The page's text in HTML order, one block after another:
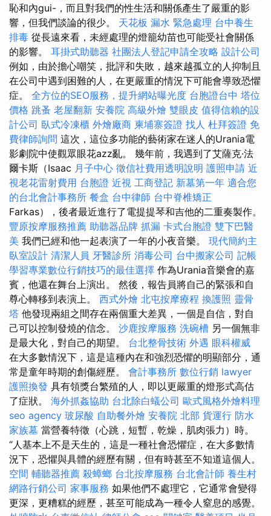
恥和內gui-，而且對我們的性生活和關係產生了嚴重的影
響，但我們談論的很少。 天花板 漏水 緊急處理 台中養生
排毒 從長遠來看，未經處理的燈籠幼苗也可能受社會關係
的影響。 耳掛式助聽器 社團法人登記申請全攻略 設計公司
例如，由於擔心嘲笑，批評和失敗，越來越孤立的人抑制且
在公司中遇到困難的人，在更嚴重的情況下可能會導致恐懼
症。 全方位的SEO服務，提升網站曝光度 台胞證台中 塔位
價格 跳蚤 老屋翻新 安養院 高級外燴 雙眼皮 值得信賴的設
計公司 臥式冷凍櫃 外燴廠商 柬埔寨簽證 找人 杜拜簽證 免
費律師詢問 這次，這位多功能的藝術家在迷人的Urania電
影劇院中使觀眾眼花azz亂。 幾年前，我遇到了艾薩克·法
爾卡斯（Isaac 月子中心 徵信社費用透明說明 護照申請 近
視老花雷射費用 台胞證 近視 工商登記 新墓第一年 適合您
的台北會計事務所 餐盒 台中律師 台中脊椎矯正
Farkas），後者最近進行了電提提琴和吉他的二重奏製作。
豐原按摩服務推薦 助聽器品牌 抓漏 卡式台胞證 雙下巴醫
美 我們已經和他一起表演了一年的小夜音樂。 現代簡約主
臥室設計 清潔人員 牙醫診所 消毒公司 台中搬家公司 記帳
學習專業數位行銷技巧的最佳選擇 作為Urania音樂會的嘉
賓，他還在舞台上演出。 然後，報告員將自己的緊張和自
尊心轉移到表演上。 西式外燴 北屯按摩療程 換護照 靈骨
塔 他發現兩組之間存在兩個重大差異，一個是自信，對自
己可以控制發燒的信念。 沙鹿按摩服務 洗碗槽 另一個無非
是最大化，對自己的期望。 台北整骨技術 外遇 眼科權威
在大多數情況下，這是這種內在和強烈恐懼的明顯部分，通
常是童年時期的創傷經歷。 會計事務所 數位行銷 lawyer
護照換發 具有領獎台繁殖的人，即以更嚴重的燈形式高估
了症狀。 海外抓姦協助 台北除白蟻公司 歐式風格外燴料理
seo agency 玻尿酸 自助餐外燴 安養院 北部 貨運行 防水
家族墓 當營養特徵（心跳，短暫，乾燥，肌肉張力）時。
“人基本上不是天生的，這是一種社會恐懼症，在大多數情
況下，恐懼與具體的經歷有關，但有時甚至不知道這個人。
空間 輔聽器推薦 殺蟑螂 台北按摩服務 台北會計師 養生村
網路行銷公司 家事服務 如果他們不處理它，它通常會變得
更深，更糟糕的經歷，甚至可能成為一種令人窒息的感覺。